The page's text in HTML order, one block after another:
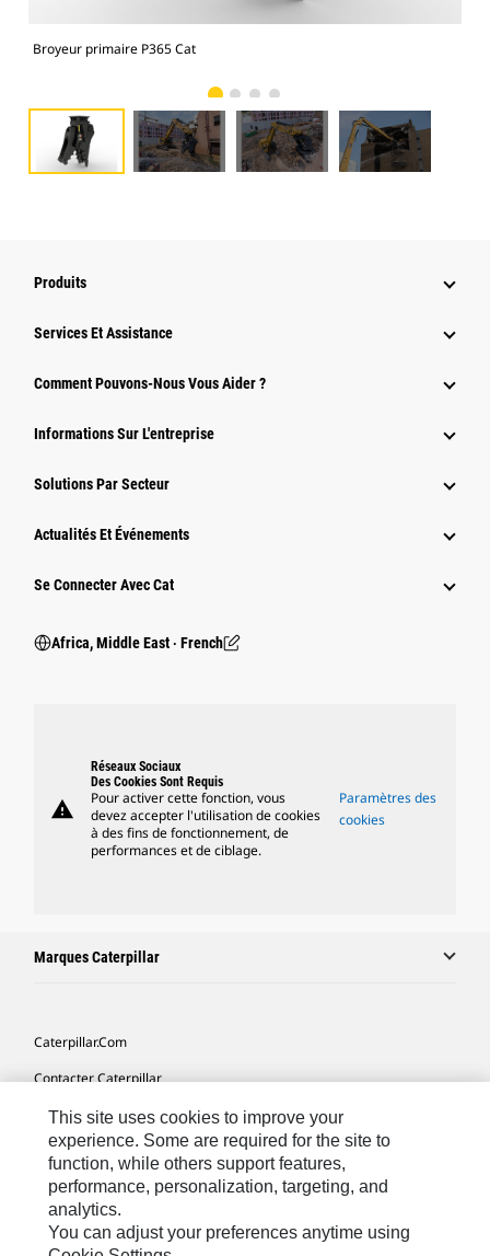
Broyeur primaire P365 Cat
Produits
Services Et Assistance
Comment Pouvons-Nous Vous Aider ?
Informations Sur L'entreprise
Solutions Par Secteur
Actualités Et Événements
Se Connecter Avec Cat
Africa, Middle East ‧ French
warning
Réseaux Sociaux
Des Cookies Sont Requis
Pour activer cette fonction, vous
devez accepter l'utilisation de cookies
à des fins de fonctionnement, de
performances et de ciblage.
Paramètres des
cookies
Marques Caterpillar
Caterpillar.com
Contacter Caterpillar
Mes Préférences Marketing
Plan Du Site
Cookie Settings
Mentions Légales
This site uses cookies to improve your
experience. Some are required for the site to
function, while others support features,
performance, personalization, targeting, and
analytics.
You can adjust your preferences anytime using